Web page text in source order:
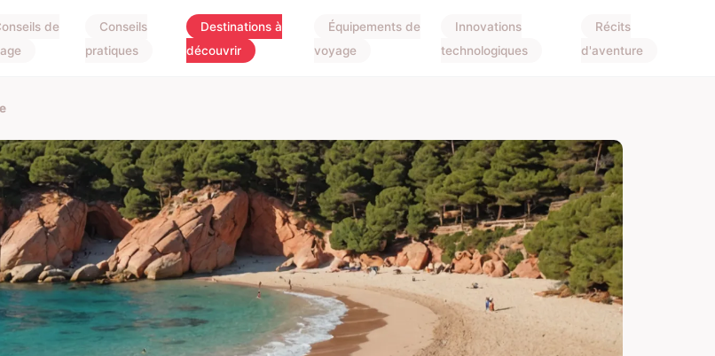
de
Conseils
pratiques
Destinations à
découvrir
Équipements de
voyage
Innovations
technologiques
Récits
d'aventure